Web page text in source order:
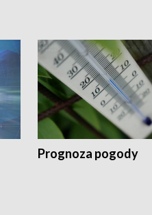
Prognoza pogody